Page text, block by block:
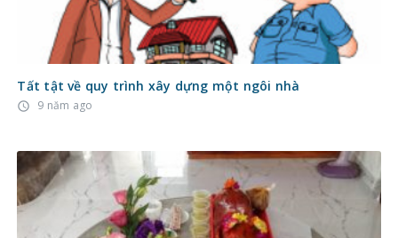
Tất tật về quy trình xây dựng một ngôi nhà
access_time 9 năm ago